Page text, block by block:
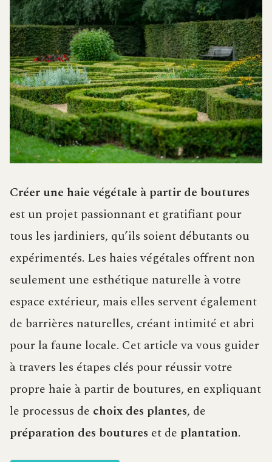
Créer une haie végétale à partir de boutures
est un projet passionnant et gratifiant pour
tous les jardiniers, qu’ils soient débutants ou
expérimentés. Les haies végétales offrent non
seulement une esthétique naturelle à votre
espace extérieur, mais elles servent également
de barrières naturelles, créant intimité et abri
pour la faune locale. Cet article va vous guider
à travers les étapes clés pour réussir votre
propre haie à partir de boutures, en expliquant
le processus de choix des plantes, de
préparation des boutures et de plantation.